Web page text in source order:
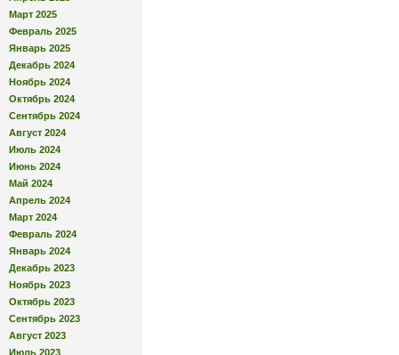
Март 2025
Февраль 2025
Январь 2025
Декабрь 2024
Ноябрь 2024
Октябрь 2024
Сентябрь 2024
Август 2024
Июль 2024
Июнь 2024
Май 2024
Апрель 2024
Март 2024
Февраль 2024
Январь 2024
Декабрь 2023
Ноябрь 2023
Октябрь 2023
Сентябрь 2023
Август 2023
Июль 2023